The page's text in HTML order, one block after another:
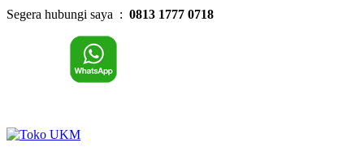
Segera hubungi saya : 0813 1777 0718